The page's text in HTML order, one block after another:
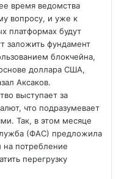
время ведомства
вопросу, и уже к
платформах будут
заложить фундамент
блокчейна,
доллара США,
Аксаков.
выступает за
что подразумевает
Так, в этом месяце
(ФАС) предложила
на потребление
перегрузку